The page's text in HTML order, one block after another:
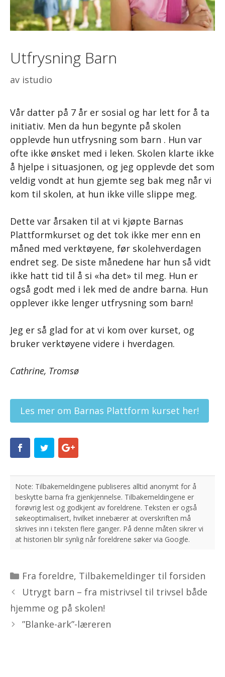
Utfrysning Barn
av istudio
Vår datter på 7 år er sosial og har lett for å ta
initiativ. Men da hun begynte på skolen
opplevde hun utfrysning som barn . Hun var
ofte ikke ønsket med i leken. Skolen klarte ikke
å hjelpe i situasjonen, og jeg opplevde det som
veldig vondt at hun gjemte seg bak meg når vi
kom til skolen, at hun ikke ville slippe meg.
Dette var årsaken til at vi kjøpte Barnas
Plattformkurset og det tok ikke mer enn en
måned med verktøyene, før skolehverdagen
endret seg. De siste månedene har hun så vidt
ikke hatt tid til å si «ha det» til meg. Hun er
også godt med i lek med de andre barna. Hun
opplever ikke lenger utfrysning som barn!
Jeg er så glad for at vi kom over kurset, og
bruker verktøyene videre i hverdagen.
Cathrine, Tromsø
Les mer om Barnas Plattform kurset her!
Kategorier
Fra foreldre, Tilbakemeldinger til forsiden
Utrygt barn – fra mistrivsel til trivsel både
hjemme og på skolen!
”Blanke-ark”-læreren